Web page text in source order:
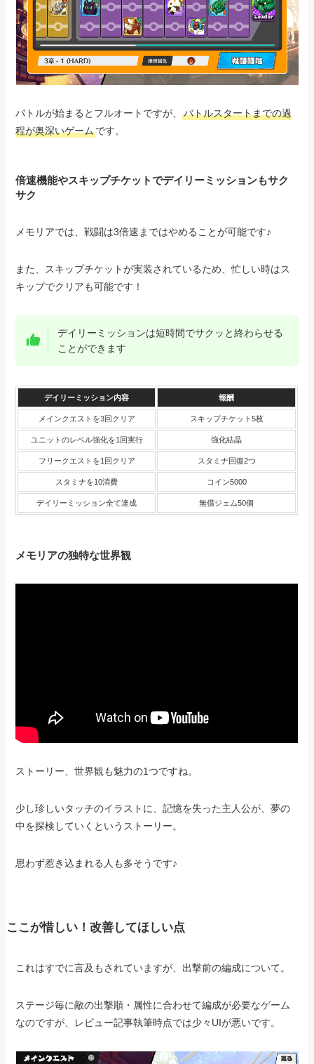
バトルが始まるとフルオートですが、バトルスタートまでの過
程が奥深いゲームです。
倍速機能やスキップチケットでデイリーミッションもサク
サク
メモリアでは、戦闘は3倍速まではやめることが可能です♪
また、スキップチケットが実装されているため、忙しい時はス
キップでクリアも可能です！
デイリーミッションは短時間でサクッと終わらせる
ことができます
デイリーミッション内容 報酬
メインクエストを3回クリア スキップチケット5枚
ユニットのレベル強化を1回実行 強化結晶
フリークエストを1回クリア スタミナ回復2つ
スタミナを10消費 コイン5000
デイリーミッション全て達成 無償ジェム50個
メモリアの独特な世界観
ストーリー、世界観も魅力の1つですね。
少し珍しいタッチのイラストに、記憶を失った主人公が、夢の
中を探検していくというストーリー。
思わず惹き込まれる人も多そうです♪
ここが惜しい！改善してほしい点
これはすでに言及もされていますが、出撃前の編成について。
ステージ毎に敵の出撃順・属性に合わせて編成が必要なゲーム
なのですが、レビュー記事執筆時点では少々UIが悪いです。